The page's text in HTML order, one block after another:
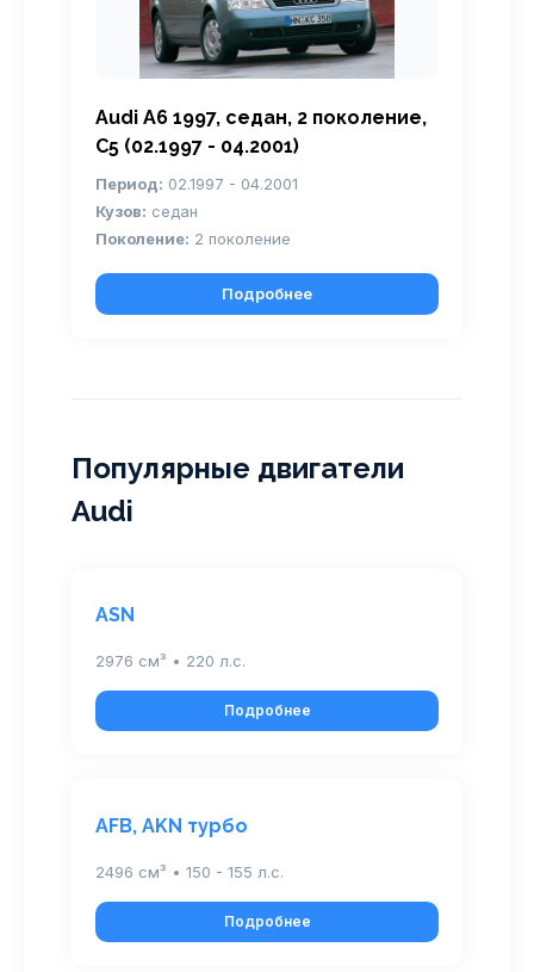
Audi A6 1997, седан, 2 поколение,
С5 (02.1997 - 04.2001)
Период: 02.1997 - 04.2001
Кузов: седан
Поколение: 2 поколение
Подробнее
Популярные двигатели
Audi
ASN
2976 см³ • 220 л.с.
Подробнее
AFB, AKN турбо
2496 см³ • 150 - 155 л.с.
Подробнее